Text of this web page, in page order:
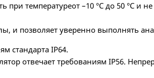
температуреот –10 °C до 50 °C и
и позволяет уверенно выполнять
стандарта IP64.
отвечает требованиям IP56.